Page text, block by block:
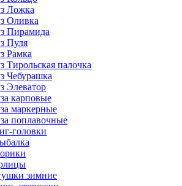
Ложка
Оливка
Пирамида
Пуля
Рамка
Тирольская палочка
Чебурашка
Элеватор
карповые
маркерные
поплавочные
головки
зимние